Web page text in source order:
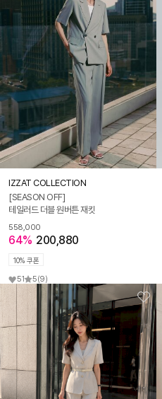
IZZAT COLLECTION
[SEASON OFF]
테일러드 더블 원버튼 재킷
558,000
64% 200,880
10% 쿠폰
51 5(9)